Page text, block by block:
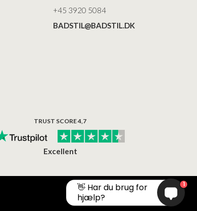
+45 3920 5084
BADSTIL@BADSTIL.DK
TRUST SCORE 4,7
Excellent
👋 Har du brug for
hjælp?
1